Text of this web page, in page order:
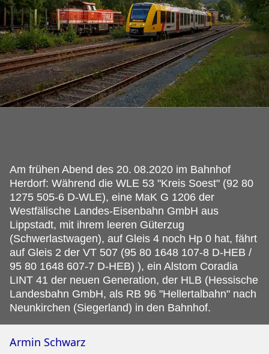
Am frühen Abend des 20. 08.2020 im Bahnhof
Herdorf: Während die WLE 53 "Kreis Soest" (92 80
1275 505-6 D-WLE), eine MaK G 1206 der
Westfälische Landes-Eisenbahn GmbH aus
Lippstadt, mit ihrem leeren Güterzug
(Schwerlastwagen), auf Gleis 4 noch Hp 0 hat, fährt
auf Gleis 2 der VT 507 (95 80 1648 107-8 D-HEB /
95 80 1648 607-7 D-HEB) ), ein Alstom Coradia
LINT 41 der neuen Generation, der HLB (Hessische
Landesbahn GmbH, als RB 96 "Hellertalbahn" nach
Neunkirchen (Siegerland) in den Bahnhof.
Armin Schwarz